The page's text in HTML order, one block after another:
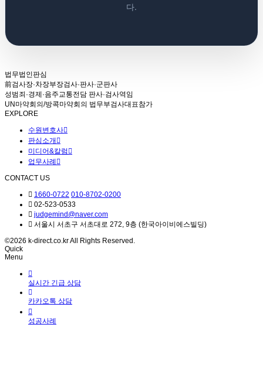
다.
법무법인판심
前검사장·차장부장검사·판사·군판사
성범죄·경제·음주교통전담 판사·검사역임
UN마약회의/방콕마약회의 법무부검사대표참가
EXPLORE
수원변호사
판심소개
미디어&칼럼
업무사례
CONTACT US
1660-0722 010-8702-0200
02-523-0533
judgemind@naver.com
서울시 서초구 서초대로 272, 9층 (한국아이비에스빌딩)
©2026 k-direct.co.kr All Rights Reserved.
Quick
Menu
실시간 긴급 상담
카카오톡 상담
성공사례